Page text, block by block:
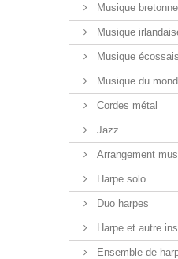
Musique bretonne
Musique
Musique
Musique du
Cordes métal
Jazz
Arrangement
Harpe solo
Duo harpes
Harpe et autre
Ensemble de